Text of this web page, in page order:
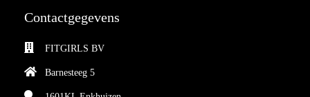
Contactgegevens
FITGIRLS BV
Barnesteeg 5